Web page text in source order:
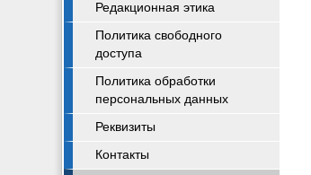
Редакционная этика
Политика свободного
доступа
Политика обработки
персональных данных
Реквизиты
Контакты